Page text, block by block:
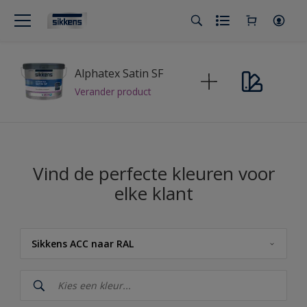
Alphatex Satin SF
Verander product
Vind de perfecte kleuren voor
elke klant
Sikkens ACC naar RAL
Sikkens